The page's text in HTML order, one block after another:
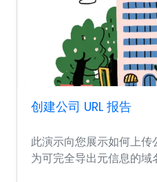
创建公司 URL 报告
此演示向您展示如何上
为可完全导出元信息的域